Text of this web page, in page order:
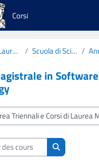
principal
Corsi
Corsi di Laurea Triennali e Corsi di Laurea Magistrali Scuola di Scienze Matematiche, Fisiche e Naturali
in
cours
cours
Rechercher